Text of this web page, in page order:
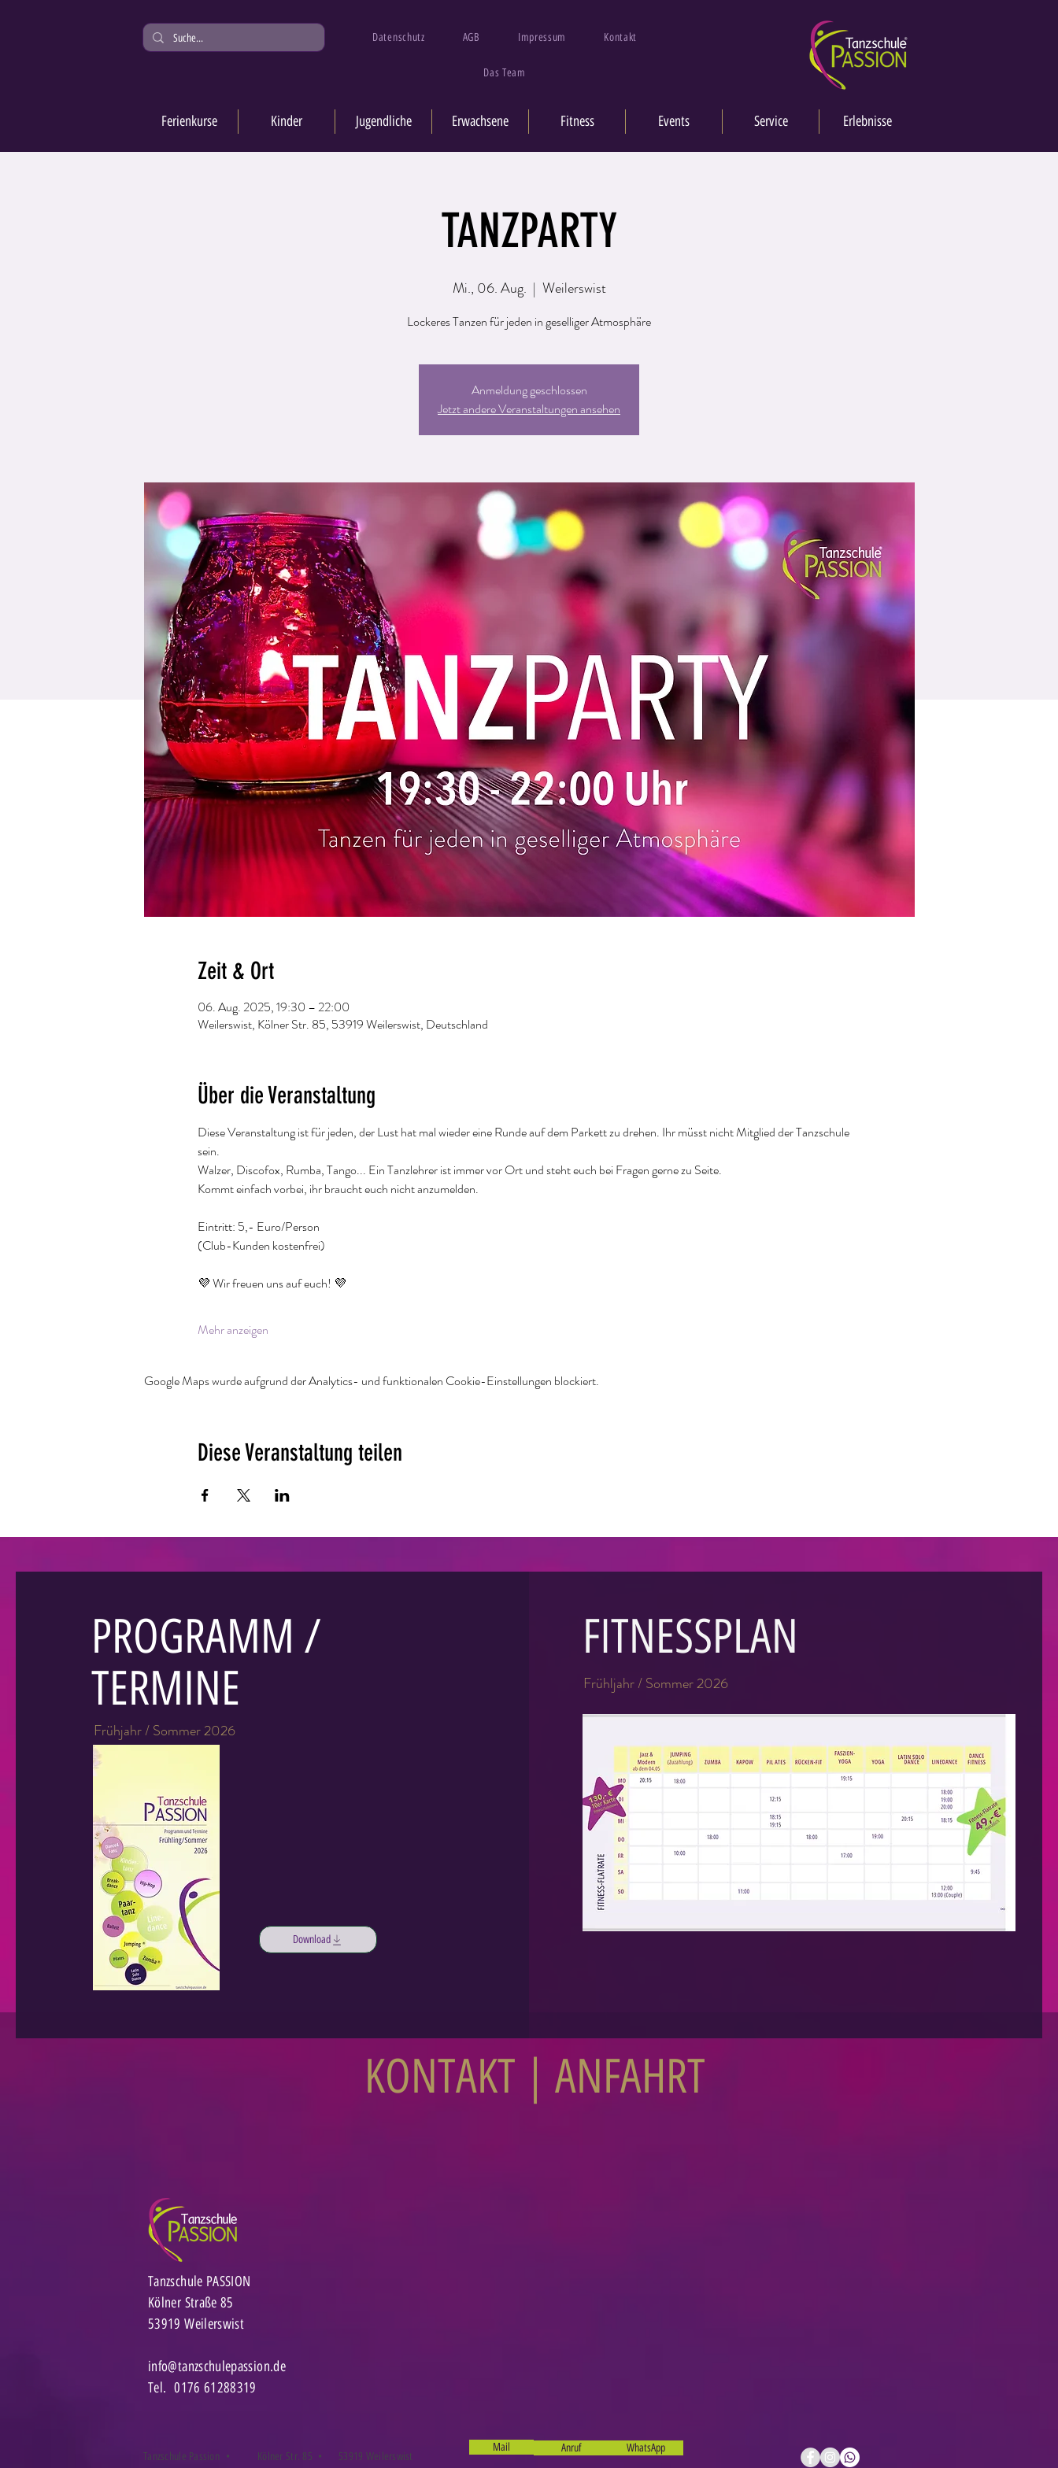
Datenschutz AGB Impressum Kontakt
Das Team
Ferienkurse Kinder Jugendliche Erwachsene Fitness Events Service Erlebnisse
TANZPARTY
Mi., 06. Aug.
  |
Weilerswist
Lockeres Tanzen für jeden in geselliger Atmosphäre
Anmeldung geschlossen
Jetzt andere Veranstaltungen ansehen
Zeit & Ort
06. Aug. 2025, 19:30 – 22:00
Weilerswist, Kölner Str. 85, 53919 Weilerswist, Deutschland
Über die Veranstaltung
Diese Veranstaltung ist für jeden, der Lust hat mal wieder eine Runde auf dem Parkett zu drehen. Ihr müsst nicht Mitglied der Tanzschule
sein.
Walzer, Discofox, Rumba, Tango... Ein Tanzlehrer ist immer vor Ort und steht euch bei Fragen gerne zu Seite.
Kommt einfach vorbei, ihr braucht euch nicht anzumelden.
Eintritt: 5,- Euro/Person
(Club-Kunden kostenfrei)
💜 Wir freuen uns auf euch! 💜
Mehr anzeigen
Google Maps wurde aufgrund der Analytics- und funktionalen Cookie-Einstellungen blockiert.
Diese Veranstaltung teilen
PROGRAMM /
TERMINE
Frühjahr / Sommer 2026
Download
FITNESSPLAN
Frühljahr / Sommer 2026
KONTAKT | ANFAHRT
Tanzschule PASSION
Kölner Straße 85
53919 Weilerswist
info@tanzschulepassion.de
Tel. 0176 61288319
Tanzschule Passion • Kölner Str. 85 • 53919 Weilerswist
Mail Anruf WhatsApp